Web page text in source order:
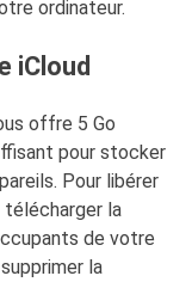
ordinateur.
iCloud
offre 5 Go
pour stocker
Pour libérer
télécharger la
de votre
la